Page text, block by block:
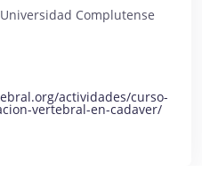
Complutense
actividades/curso-
vertebral-en-cadaver/